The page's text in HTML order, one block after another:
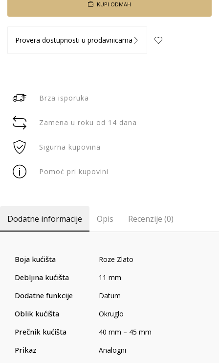
KUPI ODMAH
Provera dostupnosti u prodavnicama
Brza isporuka
Zamena u roku od 14 dana
Sigurna kupovina
Pomoć pri kupovini
Dodatne informacije Opis Recenzije (0)
Boja kućišta Roze Zlato
Debljina kućišta 11 mm
Dodatne funkcije Datum
Oblik kućišta Okruglo
Prečnik kućišta 40 mm – 45 mm
Prikaz Analogni